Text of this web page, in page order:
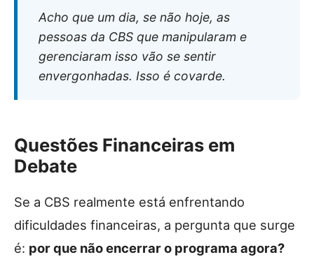
Acho que um dia, se não hoje, as
pessoas da CBS que manipularam e
gerenciaram isso vão se sentir
envergonhadas. Isso é covarde.
Questões Financeiras em
Debate
Se a CBS realmente está enfrentando
dificuldades financeiras, a pergunta que surge
é: por que não encerrar o programa agora?